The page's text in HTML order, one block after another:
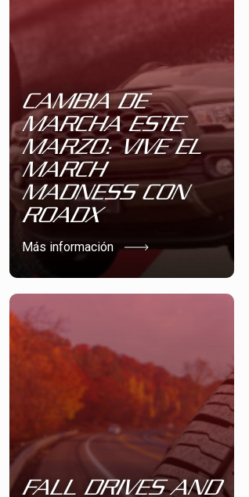
CAMBIA DE
MARCHA ESTE
MARZO: VIVE EL
MARCH
MADNESS CON
ROADX
Más información
FALL DRIVES AND